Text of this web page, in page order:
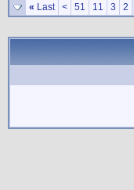
2
3
11
51
>
Last
»